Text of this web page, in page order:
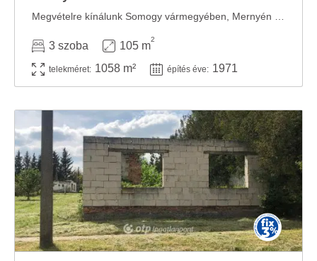
3 szoba 105 m
2
telekméret: 1058 m² építés éve: 1971